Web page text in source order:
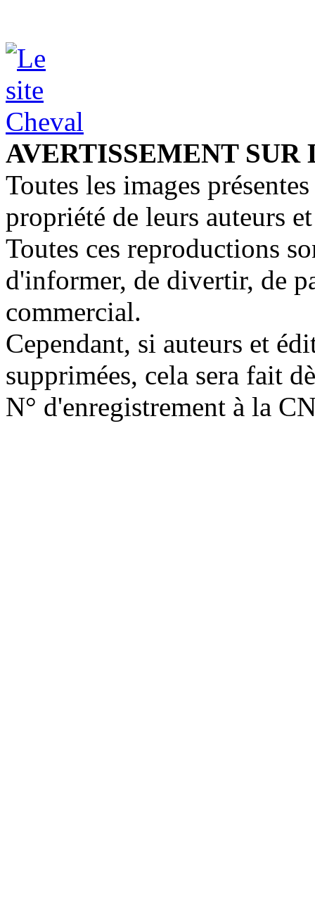
AVERTISSEMENT
Toutes les images
propriété de leurs auteurs
Toutes ces reproductions
d'informer, de divertir, de
commercial.
Cependant, si auteurs et
supprimées, cela sera fait
N° d'enregistrement à la